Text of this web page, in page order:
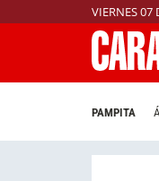
VIERNES 07
PAMPITA